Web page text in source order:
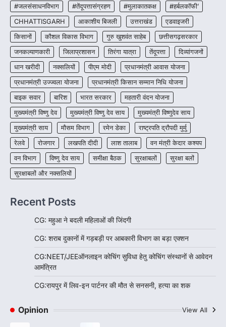
3
CG:NEET/JEEऑनलाइन कोचिंग सुविधा हेतु
कोचिंग संस्थानों से आवेदन आमंत्रित
More Khabar August 6, 2026
रायपुर। शैक्षणिक सत्र 2026-27 में सरगुजा जिले के
शासकीय विद्यालयों में कक्षा 11वीं विज्ञान संकाय…
4
CHHATTISGARH
CG:रायपुर में लिव-इन पार्टनर की मौत से
सनसनी, हत्या का शक
More Khabar August 6, 2026
रायपुर। राजधानी रायपुर से एक सनसनीखेज मामला
सामने आया है। मुजगहन थाना क्षेत्र के बोरियाकला…
#जलसंसाधनविभाग #तेंदूपत्तासंग्रहण #मुलाकातकक्ष
#हर्बलकॉफी’
CHHATTISGARH
आकाशीय बिजली उत्तराखंड
एडवाइजरी
किसानों
कौशल विकास विभाग गुरु खुशवंत साहेब
छत्तीसगढ़सरकार
जनकल्याणकारी
जिलाप्रशासन तिरंगा यात्रा तेंदूपत्ता
दिव्यांगजनों
धान खरीदी
नक्सलियों पीएम मोदी
प्रधानमंत्री आवास योजना
प्रधानमंत्री उज्ज्वला योजना
प्रधानमंत्री किसान सम्मान निधि योजना
बाइक सवार
बारिश भारत सरकार
महतारी वंदन योजना
मुख्यमंत्री विष्णु देव
मुख्यमंत्री विष्णु देव साय
मुख्यमंत्री विष्णुदेव साय
मुख्यमंत्री साय
मौसम विभाग रमेन डेका
राष्ट्रपति द्रौपदी मुर्मु
रेलवे
रोजगार लखपति दीदी लाश तालाब
वन मंत्री केदार कश्यप
वन विभाग
विष्णु देव साय समीक्षा बैठक सुरक्षाबलों
सुरक्षा बलों
सुरक्षाबलों और नक्सलियों
Recent Posts
CG: महुआ ने बदली महिलाओं की जिंदगी
CG: शराब दुकानों में गड़बड़ी पर आबकारी विभाग का बड़ा एक्शन
CG:NEET/JEEऑनलाइन कोचिंग सुविधा हेतु कोचिंग संस्थानों से आवेदन
आमंत्रित
CG:रायपुर में लिव-इन पार्टनर की मौत से सनसनी, हत्या का शक
Opinion View All